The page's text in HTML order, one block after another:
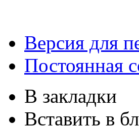
Версия для
Постоянная
В закладки
Вставить в